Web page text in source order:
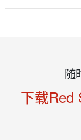
随
下载Red